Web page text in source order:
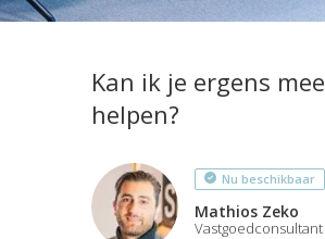
Kan ik je ergens mee
helpen?
Nu beschikbaar
Mathios Zeko
Vastgoedconsultant